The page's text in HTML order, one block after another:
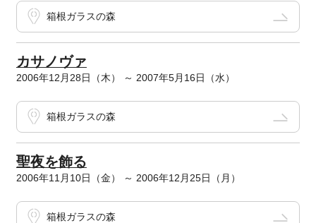
箱根ガラスの森
カサノヴァ
2006年12月28日（木） ～ 2007年5月16日（水）
箱根ガラスの森
聖夜を飾る
2006年11月10日（金） ～ 2006年12月25日（月）
箱根ガラスの森